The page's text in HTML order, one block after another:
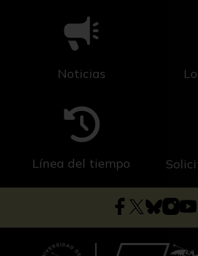
Noticias
Línea del tiempo